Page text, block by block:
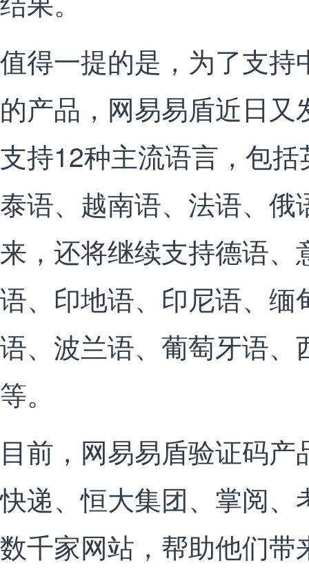
值得一提的是，为了支持
的产品，网易易盾近日
支持12种主流语言，包
泰语、越南语、法语、
来，还将继续支持德语、
语、印地语、印尼语、缅
语、波兰语、葡萄牙语、
等。
目前，网易易盾验证码
快递、恒大集团、掌阅、
数千家网站，帮助他们带